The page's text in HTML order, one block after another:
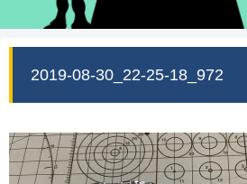
2019-08-30_22-25-18_972